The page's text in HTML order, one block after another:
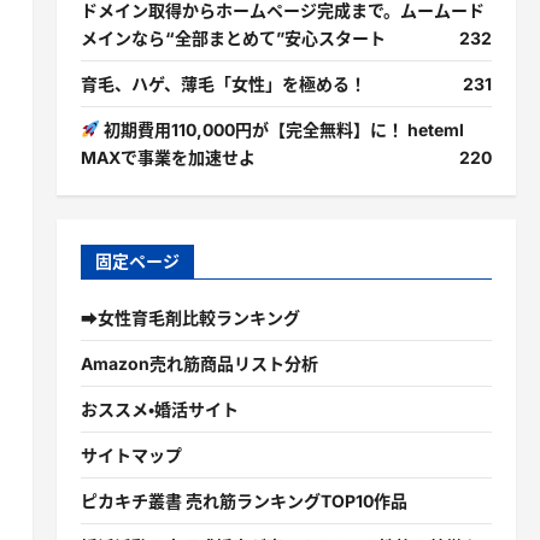
ドメイン取得からホームページ完成まで。ムームード
メインなら“全部まとめて”安心スタート
232
育毛、ハゲ、薄毛「女性」を極める！ 231
初期費用110,000円が【完全無料】に！ heteml
MAXで事業を加速せよ
220
固定ページ
➡女性育毛剤比較ランキング
Amazon売れ筋商品リスト分析
おススメ・婚活サイト
サイトマップ
ピカキチ叢書 売れ筋ランキングTOP10作品